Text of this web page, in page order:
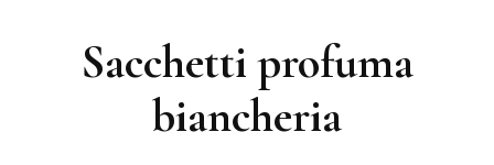
Sacchetti profuma
biancheria